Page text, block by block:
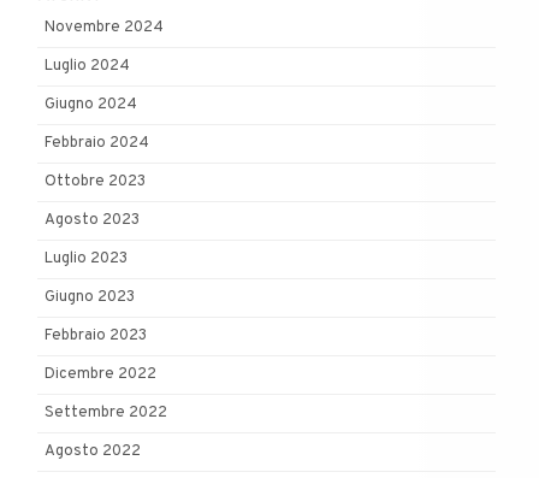
Novembre 2024
Luglio 2024
Giugno 2024
Febbraio 2024
Ottobre 2023
Agosto 2023
Luglio 2023
Giugno 2023
Febbraio 2023
Dicembre 2022
Settembre 2022
Agosto 2022